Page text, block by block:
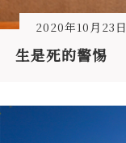
2020年10月23日
生是死的警惕